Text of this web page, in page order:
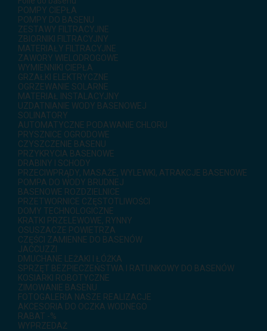
POMPY CIEPŁA
POMPY DO BASENU
ZESTAWY FILTRACYJNE
ZBIORNIKI FILTRACYJNY
MATERIAŁY FILTRACYJNE
ZAWORY WIELODROGOWE
WYMIENNIKI CIEPŁA
GRZAŁKI ELEKTRYCZNE
OGRZEWANIE SOLARNE
MATERIAŁ INSTALACYJNY
UZDATNIANIE WODY BASENOWEJ
SOLINATORY
AUTOMATYCZNE PODAWANIE CHLORU
PRYSZNICE OGRODOWE
CZYSZCZENIE BASENU
PRZYKRYCIA BASENOWE
DRABINY I SCHODY
PRZECIWPRĄDY, MASAŻE, WYLEWKI, ATRAKCJE BASENOWE
POMPA DO WODY BRUDNEJ
BASENOWE ROZDZIELNICE
PRZETWORNICE CZĘSTOTLIWOŚCI
DOMY TECHNOLOGICZNE
KRATKI PRZELEWOWE, RYNNY
OSUSZACZE POWIETRZA
CZĘŚCI ZAMIENNE DO BASENÓW
JACCUZZI
DMUCHANE LEŻAKI I ŁÓŻKA
SPRZĘT BEZPIECZEŃSTWA I RATUNKOWY DO BASENÓW
KOSIARKI ROBOTYCZNE
ZIMOWANIE BASENU
FOTOGALERIA NASZE REALIZACJE
AKCESORIA DO OCZKA WODNEGO
RABAT -%
WYPRZEDAŻ